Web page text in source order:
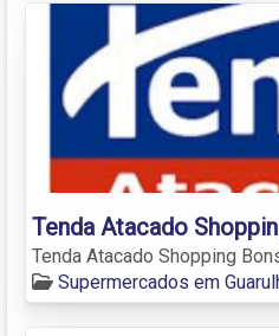
Tenda Atacado
Tenda Atacado Shopping
Supermercados em